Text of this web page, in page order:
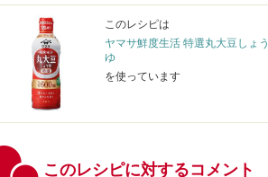
このレシピは
ヤマサ鮮度生活 特選丸大豆しょう
ゆ
を使っています
このレシピに対するコメント